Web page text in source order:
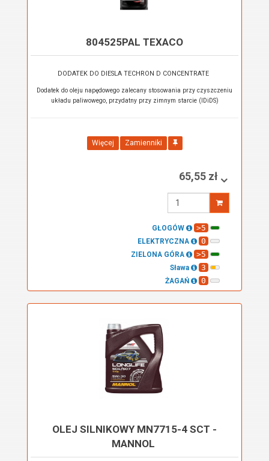
804525PAL TEXACO
DODATEK DO DIESLA TECHRON D CONCENTRATE
Dodatek do oleju napędowego zalecany stosowania przy czyszczeniu
układu paliwowego, przydatny przy zimnym starcie (IDiDS)
Więcej Zamienniki
65,55 zł
GŁOGÓW >5
ELEKTRYCZNA 0
ZIELONA GÓRA >5
Sława 3
ŻAGAŃ 0
OLEJ SILNIKOWY MN7715-4 SCT -
MANNOL